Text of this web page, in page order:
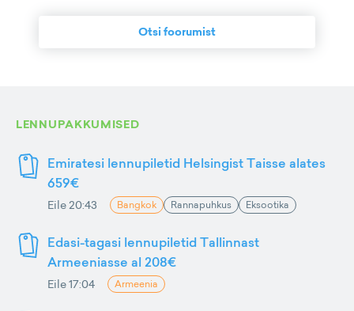
Otsi foorumist
LENNUPAKKUMISED
Emiratesi lennupiletid Helsingist Taisse alates
659€
Eile 20:43 Bangkok Rannapuhkus Eksootika
Edasi-tagasi lennupiletid Tallinnast
Armeeniasse al 208€
Eile 17:04 Armeenia